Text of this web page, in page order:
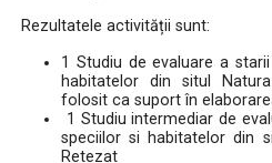
Rezultatele activității sunt:
1 Studiu de evaluare a
habitatelor din situl
folosit ca suport în
1 Studiu intermediar de
speciilor si habitatelor din
Retezat